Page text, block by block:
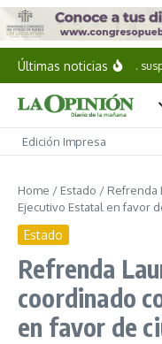
Saltar al contenido
Últimas noticiasEE. UU.
Edición Impresa
Home / Estado / Refrenda
Ejecutivo Estatal en favor
Estado
Refrenda
coordinado
en favor de